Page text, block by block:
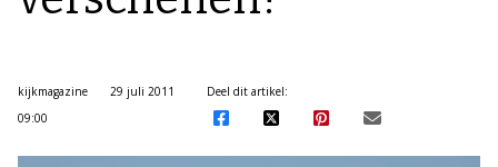
kijkmagazine
29 juli 2011
09:00
Deel dit artikel: